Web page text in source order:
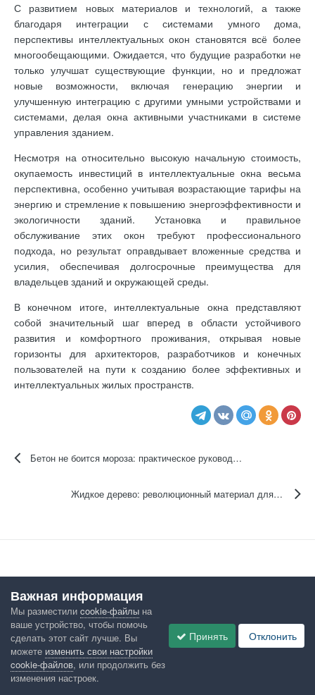
С развитием новых материалов и технологий, а также
благодаря интеграции с системами умного дома,
перспективы интеллектуальных окон становятся всё более
многообещающими. Ожидается, что будущие разработки не
только улучшат существующие функции, но и предложат
новые возможности, включая генерацию энергии и
улучшенную интеграцию с другими умными устройствами и
системами, делая окна активными участниками в системе
управления зданием.
Несмотря на относительно высокую начальную стоимость,
окупаемость инвестиций в интеллектуальные окна весьма
перспективна, особенно учитывая возрастающие тарифы на
энергию и стремление к повышению энергоэффективности и
экологичности зданий. Установка и правильное
обслуживание этих окон требуют профессионального
подхода, но результат оправдывает вложенные средства и
усилия, обеспечивая долгосрочные преимущества для
владельцев зданий и окружающей среды.
В конечном итоге, интеллектуальные окна представляют
собой значительный шаг вперед в области устойчивого
развития и комфортного проживания, открывая новые
горизонты для архитекторов, разработчиков и конечных
пользователей на пути к созданию более эффективных и
интеллектуальных жилых пространств.
Бетон не боится мороза: практическое руководство по бетонированию в зимних условиях для начинающих
Жидкое дерево: революционный материал для экодизайна и DIY-проектов
Поделиться
Перейти в статьи
Важная информация
Мы разместили cookie-файлы на
ваше устройство, чтобы помочь
сделать этот сайт лучше. Вы
можете изменить свои настройки
cookie-файлов, или продолжить без
изменения настроек.
Принять Отклонить